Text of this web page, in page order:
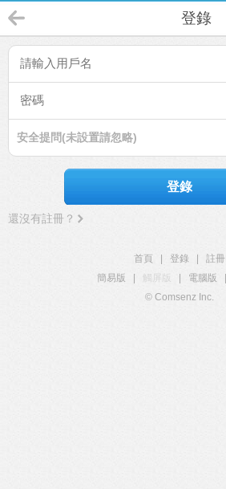
登錄
安全提問(未設置請忽略)
登錄
還沒有註冊？
首頁 登錄
註冊
簡易版
觸屏版 電腦版
© Comsenz Inc.